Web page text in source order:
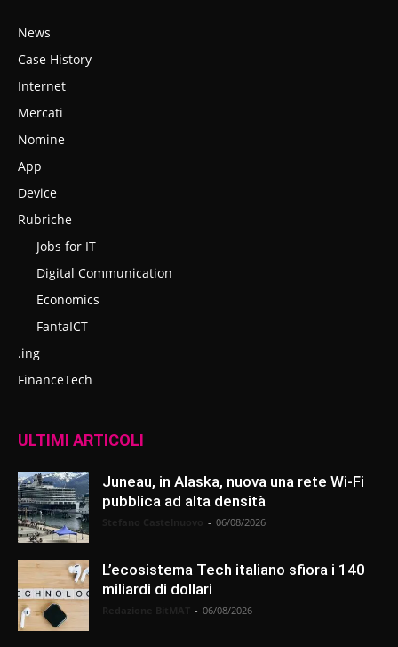
News
Case History
Internet
Mercati
Nomine
App
Device
Rubriche
Jobs for IT
Digital Communication
Economics
FantaICT
.ing
FinanceTech
ULTIMI ARTICOLI
Juneau, in Alaska, nuova una rete Wi-Fi
pubblica ad alta densità
- 06/08/2026
L’ecosistema Tech italiano sfiora i 140
miliardi di dollari
- 06/08/2026